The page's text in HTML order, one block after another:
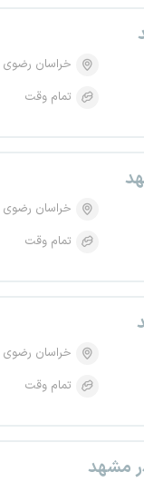
خراسان رضوی
تمام وقت
خراسان رضوی
تمام وقت
خراسان رضوی
تمام وقت
مشهد